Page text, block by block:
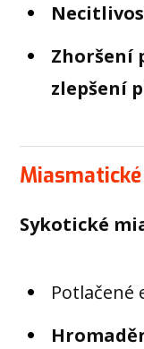
Zhoršení
zlepšení
Sykotické
Potlačené